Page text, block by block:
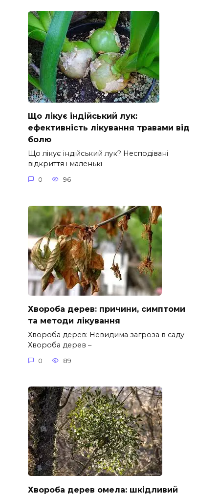
Що лікує індійський лук:
ефективність лікування травами від
болю
Що лікує індійський лук? Несподівані
відкриття і маленькі
0 96
Хвороба дерев: причини, симптоми
та методи лікування
Хвороба дерев: Невидима загроза в саду
Хвороба дерев –
0 89
Хвороба дерев омела: шкідливий